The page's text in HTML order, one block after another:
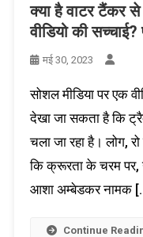
क्या है वाटर टैंकर
वीडियो की
मई 30, 2023
सोशल मीडिया पर एक
देखा जा सकता है कि
चला जा रहा है। लोग,
कि क्रूरता के चरम पर,
आशा अम्बेडकर नामक
Continue